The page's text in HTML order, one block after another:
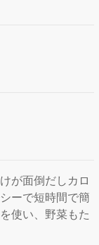
が面倒だしカロ
ーで短時間で簡
使い、野菜もた